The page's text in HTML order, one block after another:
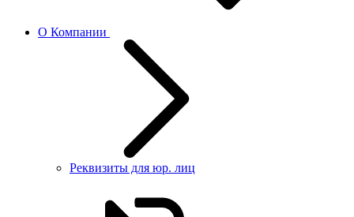
О Компании
Реквизиты для юр. лиц